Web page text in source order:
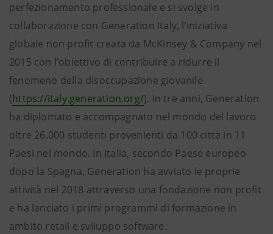
perfezionamento professionale e si svolge in
collaborazione con Generation Italy, l’iniziativa
globale non profit creata da McKinsey & Company nel
2015 con l’obiettivo di contribuire a ridurre il
fenomeno della disoccupazione giovanile
(https://italy.generation.org/). In tre anni, Generation
ha diplomato e accompagnato nel mondo del lavoro
oltre 26.000 studenti provenienti da 100 città in 11
Paesi nel mondo. In Italia, secondo Paese europeo
dopo la Spagna, Generation ha avviato le proprie
attività nel 2018 attraverso una fondazione non profit
e ha lanciato i primi programmi di formazione in
ambito retail e sviluppo software.